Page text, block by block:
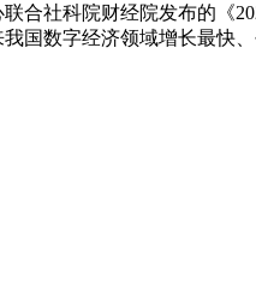
合社科院财经院发布的《
国数字经济领域增长最快、